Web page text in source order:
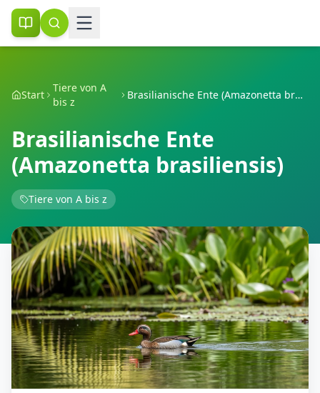
Start
Tiere von A
bis z
Brasilianische Ente (Amazonetta brasiliensis)
Brasilianische Ente
(Amazonetta brasiliensis)
Tiere von A bis z